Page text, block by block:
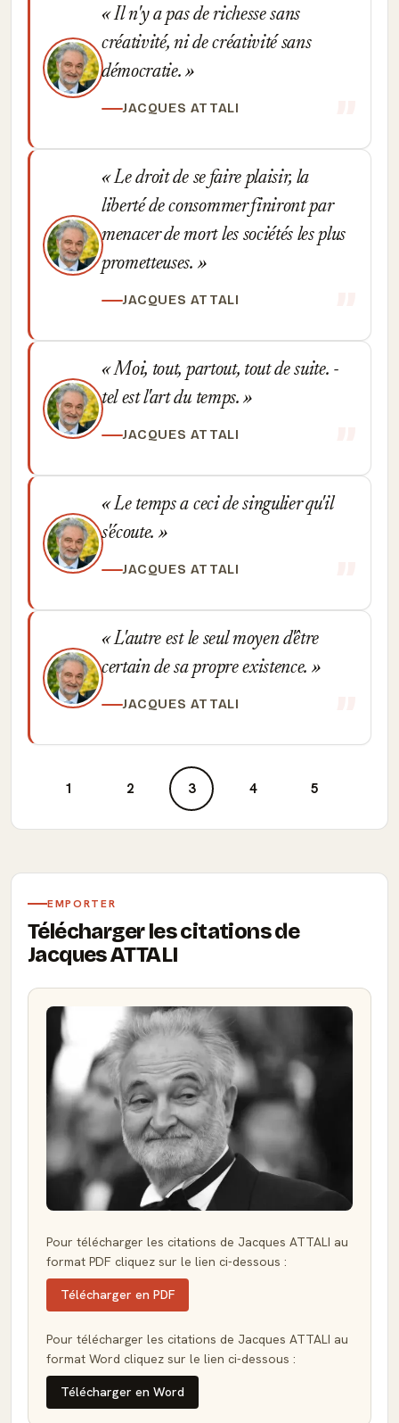
Il n'y a pas de richesse sans
créativité, ni de créativité sans
démocratie.
JACQUES ATTALI
Le droit de se faire plaisir, la
liberté de consommer finiront par
menacer de mort les sociétés les plus
prometteuses.
JACQUES ATTALI
Moi, tout, partout, tout de suite. -
tel est l'art du temps.
JACQUES ATTALI
Le temps a ceci de singulier qu'il
s'écoute.
JACQUES ATTALI
L'autre est le seul moyen d'être
certain de sa propre existence.
JACQUES ATTALI
1 2 3 4 5
EMPORTER
Télécharger les citations de
Jacques ATTALI
Pour télécharger les citations de Jacques ATTALI au
format PDF cliquez sur le lien ci-dessous :
Télécharger en PDF
Pour télécharger les citations de Jacques ATTALI au
format Word cliquez sur le lien ci-dessous :
Télécharger en Word